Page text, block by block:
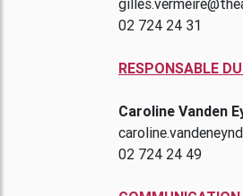
02 724 24 31
RESPONSABLE
Caroline Vanden
02 724 24 49